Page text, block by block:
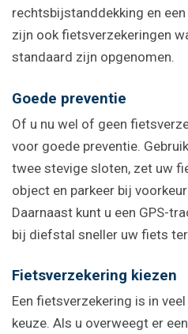
rechtsbijstanddekking en
zijn ook fietsverzekeringen
standaard zijn opgenomen.
Goede preventie
Of u nu wel of geen
voor goede preventie.
twee stevige sloten, zet uw
object en parkeer bij
Daarnaast kunt u een GPS-
bij diefstal sneller uw fiets
Fietsverzekering kiezen
Een fietsverzekering is in
keuze. Als u overweegt er